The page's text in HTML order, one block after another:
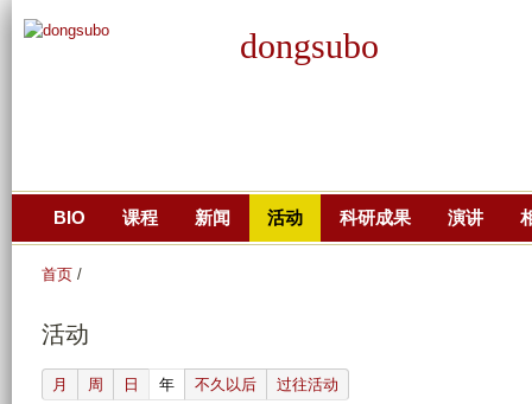
主
dongsubo
BIO 课程 新闻 活动 科研成果 演讲
首页 /
活动
月 周 日 年(active tab)
不久以后 过往活动